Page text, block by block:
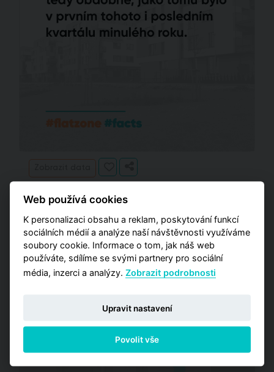
Web používá cookies
K personalizaci obsahu a reklam, poskytování funkcí
sociálních médií a analýze naší návštěvnosti využíváme
soubory cookie. Informace o tom, jak náš web
používáte, sdílíme se svými partnery pro sociální
média, inzerci a analýzy.Zobrazit podrobnosti
Upravit nastavení
Povolit vše